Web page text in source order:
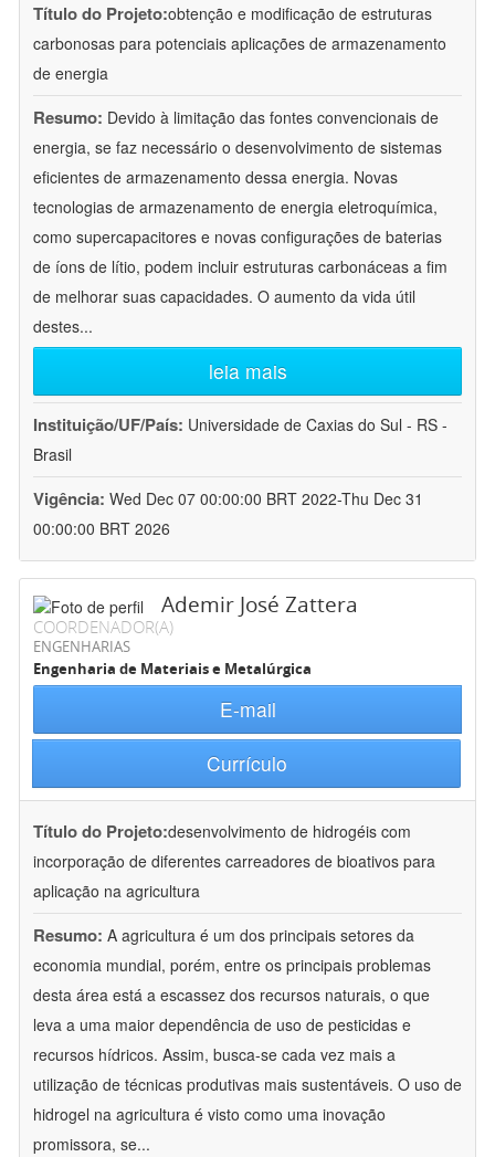
Título do Projeto:obtenção e modificação de estruturas
carbonosas para potenciais aplicações de armazenamento
de energia
Resumo: Devido à limitação das fontes convencionais de
energia, se faz necessário o desenvolvimento de sistemas
eficientes de armazenamento dessa energia. Novas
tecnologias de armazenamento de energia eletroquímica,
como supercapacitores e novas configurações de baterias
de íons de lítio, podem incluir estruturas carbonáceas a fim
de melhorar suas capacidades. O aumento da vida útil
destes...
leia mais
Instituição/UF/País: Universidade de Caxias do Sul - RS -
Brasil
Vigência: Wed Dec 07 00:00:00 BRT 2022-Thu Dec 31
00:00:00 BRT 2026
Ademir José Zattera
COORDENADOR(A)
ENGENHARIAS
Engenharia de Materiais e Metalúrgica
E-mail
Currículo
Título do Projeto:desenvolvimento de hidrogéis com
incorporação de diferentes carreadores de bioativos para
aplicação na agricultura
Resumo: A agricultura é um dos principais setores da
economia mundial, porém, entre os principais problemas
desta área está a escassez dos recursos naturais, o que
leva a uma maior dependência de uso de pesticidas e
recursos hídricos. Assim, busca-se cada vez mais a
utilização de técnicas produtivas mais sustentáveis. O uso de
hidrogel na agricultura é visto como uma inovação
promissora, se...